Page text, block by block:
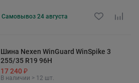
Самовывоз 24 августа
Шина Nexen WinGuard WinSpike 3
255/35 R19 96H
17 240 ₽
В наличии > 12 шт.